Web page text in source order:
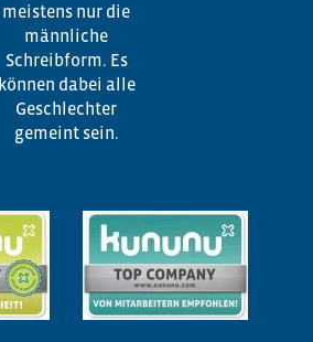
meistens nur die
männliche
Schreibform. Es
können dabei alle
Geschlechter
gemeint sein.